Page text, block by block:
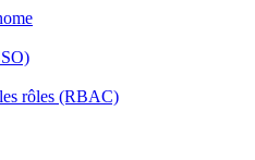
rôles (RBAC)